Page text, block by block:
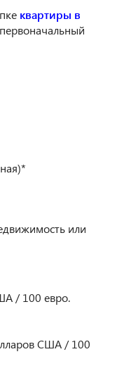
квартиры в
или
/ 100 евро.
США / 100